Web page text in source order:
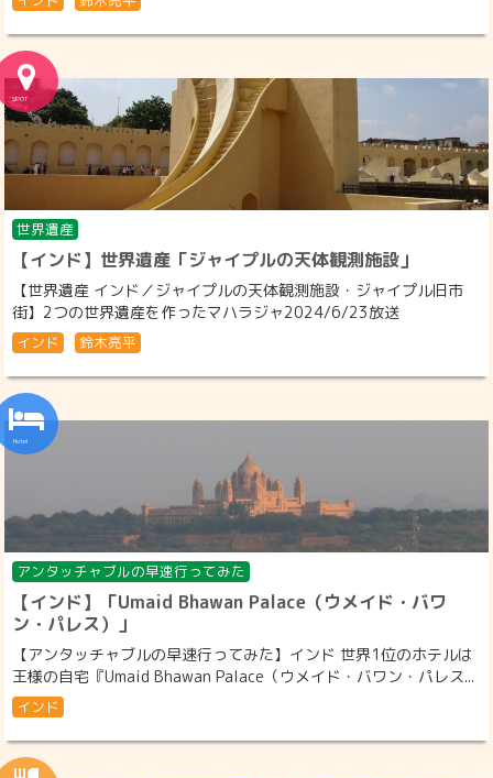
世界遺産
【インド】世界遺産「ジャイプルの天体観測施設」
【世界遺産 インド／ジャイプルの天体観測施設・ジャイプル旧市
街】2つの世界遺産を作ったマハラジャ2024/6/23放送
インド 鈴木亮平
アンタッチャブルの早速行ってみた
【インド】「Umaid Bhawan Palace（ウメイド・バワ
ン・パレス）」
【アンタッチャブルの早速行ってみた】インド 世界1位のホテルは
王様の自宅『Umaid Bhawan Palace（ウメイド・バワン・パレス...
インド